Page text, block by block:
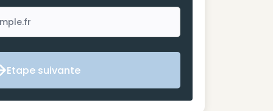
Etape suivante
Etape suivante